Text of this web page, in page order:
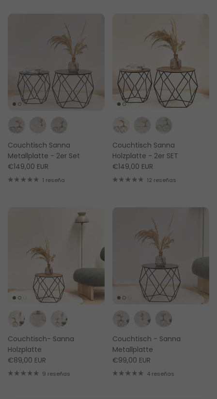
Couchtisch Sanna
Metallplatte - 2er Set
€149,00 EUR
1 reseña
Couchtisch Sanna
Holzplatte - 2er SET
€149,00 EUR
12 reseñas
Couchtisch- Sanna
Holzplatte
€89,00 EUR
9 reseñas
Couchtisch - Sanna
Metallplatte
€99,00 EUR
4 reseñas